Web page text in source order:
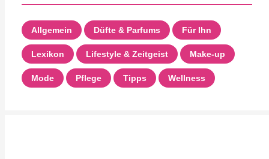
Allgemein Düfte & Parfums Für Ihn
Lexikon Lifestyle & Zeitgeist Make-up
Mode Pflege Tipps Wellness